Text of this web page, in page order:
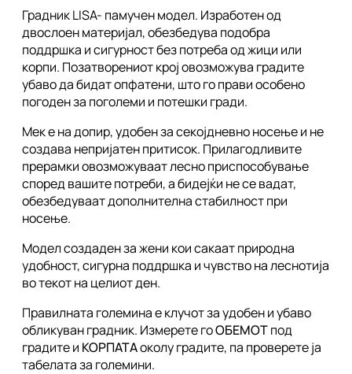
Градник LISA- памучен модел. Изработен од
двослоен материјал, обезбедува подобра
поддршка и сигурност без потреба од жици или
корпи. Позатворениот крој овозможува градите
убаво да бидат опфатени, што го прави особено
погоден за поголеми и потешки гради.
Мек е на допир, удобен за секојдневно носење и не
создава непријатен притисок. Прилагодливите
прерамки овозможуваат лесно приспособување
според вашите потреби, а бидејќи не се вадат,
обезбедуваат дополнителна стабилност при
носење.
Модел создаден за жени кои сакаат природна
удобност, сигурна поддршка и чувство на леснотија
во текот на целиот ден.
Правилната големина е клучот за удобен и убаво
обликуван градник. Измерете гоОБЕМОТпод
градите и КОРПАТАоколу градите, па проверете ја
табелата за големини.